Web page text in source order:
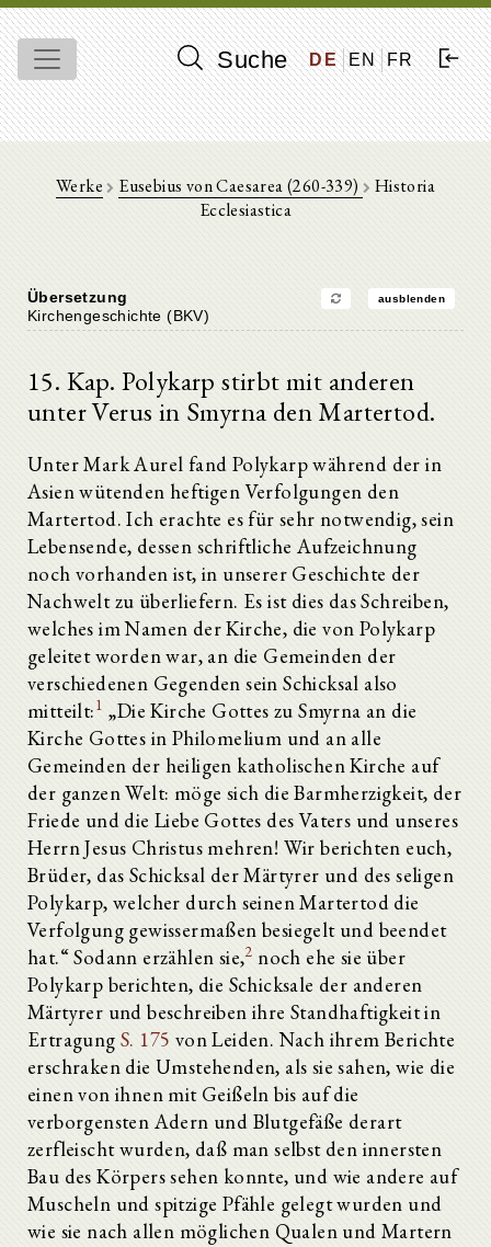
Suche DE EN FR
Werke Eusebius von Caesarea (260-339)
Historia
Ecclesiastica
Übersetzung ausblenden
Kirchengeschichte (BKV)
15. Kap. Polykarp stirbt mit anderen
unter Verus in Smyrna den Martertod.
Unter Mark Aurel fand Polykarp während der in
Asien wütenden heftigen Verfolgungen den
Martertod. Ich erachte es für sehr notwendig, sein
Lebensende, dessen schriftliche Aufzeichnung
noch vorhanden ist, in unserer Geschichte der
Nachwelt zu überliefern. Es ist dies das Schreiben,
welches im Namen der Kirche, die von Polykarp
geleitet worden war, an die Gemeinden der
verschiedenen Gegenden sein Schicksal also
mitteilt:1 „Die Kirche Gottes zu Smyrna an die
Kirche Gottes in Philomelium und an alle
Gemeinden der heiligen katholischen Kirche auf
der ganzen Welt: möge sich die Barmherzigkeit, der
Friede und die Liebe Gottes des Vaters und unseres
Herrn Jesus Christus mehren! Wir berichten euch,
Brüder, das Schicksal der Märtyrer und des seligen
Polykarp, welcher durch seinen Martertod die
Verfolgung gewissermaßen besiegelt und beendet
hat.“ Sodann erzählen sie,2 noch ehe sie über
Polykarp berichten, die Schicksale der anderen
Märtyrer und beschreiben ihre Standhaftigkeit in
ErtragungS. 175 von Leiden. Nach ihrem Berichte
erschraken die Umstehenden, als sie sahen, wie die
einen von ihnen mit Geißeln bis auf die
verborgensten Adern und Blutgefäße derart
zerfleischt wurden, daß man selbst den innersten
Bau des Körpers sehen konnte, und wie andere auf
Muscheln und spitzige Pfähle gelegt wurden und
wie sie nach allen möglichen Qualen und Martern